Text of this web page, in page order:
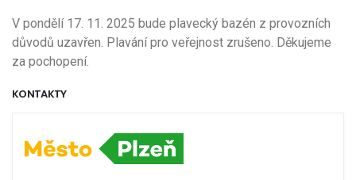
V pondělí 17. 11. 2025 bude plavecký bazén z provozních
důvodů uzavřen. Plavání pro veřejnost zrušeno. Děkujeme
za pochopení.
KONTAKTY